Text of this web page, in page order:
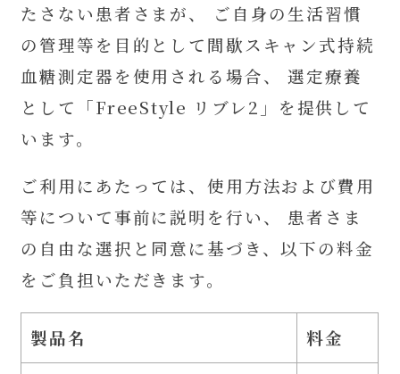
たさない患者さまが、 ご自身の生活習慣
の管理等を目的として間歇スキャン式持続
血糖測定器を使用される場合、 選定療養
として「FreeStyle リブレ2」を提供して
います。
ご利用にあたっては、使用方法および費用
等について事前に説明を行い、 患者さま
の自由な選択と同意に基づき、以下の料金
をご負担いただきます。
製品名 料金